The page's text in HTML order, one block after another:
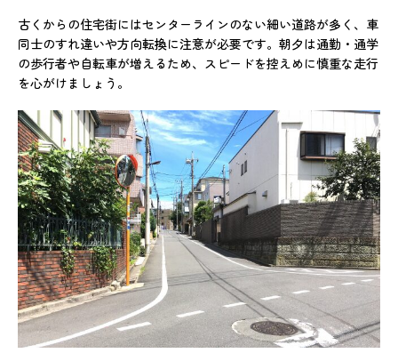
古くからの住宅街にはセンターラインのない細い道路が多く、車
同士のすれ違いや方向転換に注意が必要です。朝夕は通勤・通学
の歩行者や自転車が増えるため、スピードを控えめに慎重な走行
を心がけましょう。